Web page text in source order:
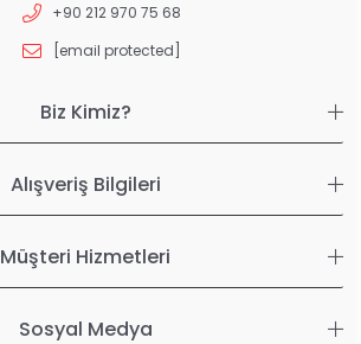
+90 212 970 75 68
[email protected]
Biz Kimiz?
Alışveriş Bilgileri
Müşteri Hizmetleri
Sosyal Medya